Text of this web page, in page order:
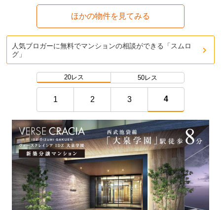
ほかの物件を見てみる
人気ブロガーに無料でマンションの相談ができる「スムロ
グ」
20レス 50レス
1 2 3 4